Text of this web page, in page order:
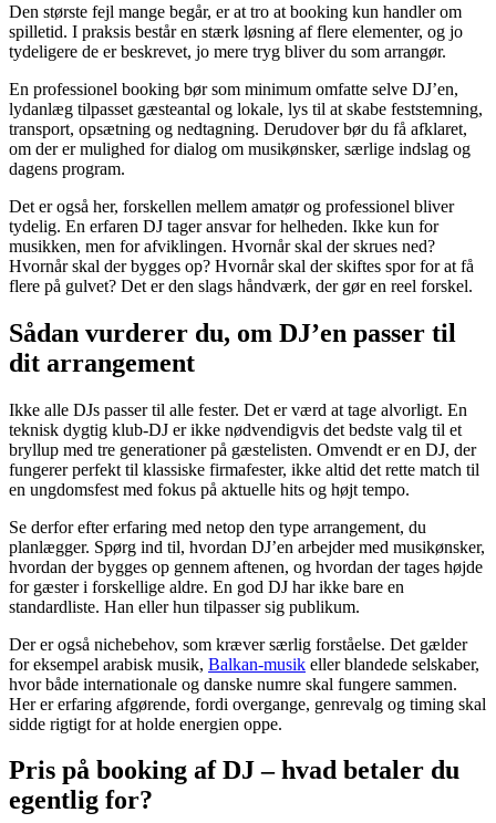
Den største fejl mange begår, er at tro at booking kun handler om
spilletid. I praksis består en stærk løsning af flere elementer, og jo
tydeligere de er beskrevet, jo mere tryg bliver du som arrangør.
En professionel booking bør som minimum omfatte selve DJ’en,
lydanlæg tilpasset gæsteantal og lokale, lys til at skabe feststemning,
transport, opsætning og nedtagning. Derudover bør du få afklaret,
om der er mulighed for dialog om musikønsker, særlige indslag og
dagens program.
Det er også her, forskellen mellem amatør og professionel bliver
tydelig. En erfaren DJ tager ansvar for helheden. Ikke kun for
musikken, men for afviklingen. Hvornår skal der skrues ned?
Hvornår skal der bygges op? Hvornår skal der skiftes spor for at få
flere på gulvet? Det er den slags håndværk, der gør en reel forskel.
Sådan vurderer du, om DJ’en passer til
dit arrangement
Ikke alle DJs passer til alle fester. Det er værd at tage alvorligt. En
teknisk dygtig klub-DJ er ikke nødvendigvis det bedste valg til et
bryllup med tre generationer på gæstelisten. Omvendt er en DJ, der
fungerer perfekt til klassiske firmafester, ikke altid det rette match til
en ungdomsfest med fokus på aktuelle hits og højt tempo.
Se derfor efter erfaring med netop den type arrangement, du
planlægger. Spørg ind til, hvordan DJ’en arbejder med musikønsker,
hvordan der bygges op gennem aftenen, og hvordan der tages højde
for gæster i forskellige aldre. En god DJ har ikke bare en
standardliste. Han eller hun tilpasser sig publikum.
Der er også nichebehov, som kræver særlig forståelse. Det gælder
for eksempel arabisk musik, Balkan-musik eller blandede selskaber,
hvor både internationale og danske numre skal fungere sammen.
Her er erfaring afgørende, fordi overgange, genrevalg og timing skal
sidde rigtigt for at holde energien oppe.
Pris på booking af DJ – hvad betaler du
egentlig for?